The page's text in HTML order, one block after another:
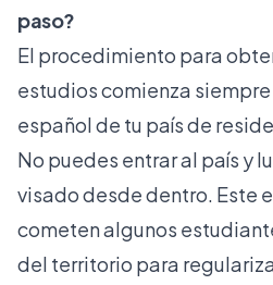
paso?
El procedimiento para
estudios comienza
español de tu país de
No puedes entrar al país y
visado desde dentro. Este
cometen algunos
del territorio para